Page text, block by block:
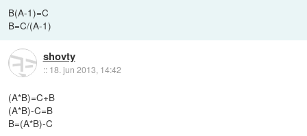
B(A-1)=C
B=C/(A-1)
shovty
:: 18. jun 2013, 14:42
(A*B)=C+B
(A*B)-C=B
B=(A*B)-C